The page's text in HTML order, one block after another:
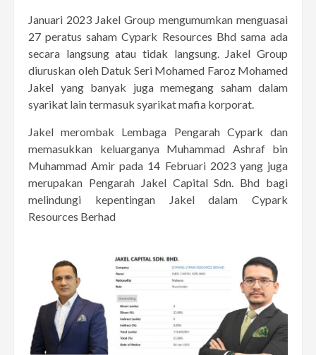
Januari 2023 Jakel Group mengumumkan menguasai
27 peratus saham Cypark Resources Bhd sama ada
secara langsung atau tidak langsung. Jakel Group
diuruskan oleh Datuk Seri Mohamed Faroz Mohamed
Jakel yang banyak juga memegang saham dalam
syarikat lain termasuk syarikat mafia korporat.
Jakel merombak Lembaga Pengarah Cypark dan
memasukkan keluarganya Muhammad Ashraf bin
Muhammad Amir pada 14 Februari 2023 yang juga
merupakan Pengarah Jakel Capital Sdn. Bhd bagi
melindungi kepentingan Jakel dalam Cypark
Resources Berhad